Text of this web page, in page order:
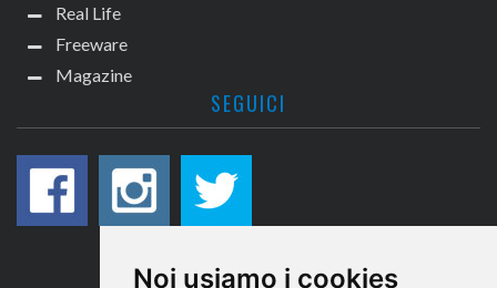
Noi usiamo i cookies
Real Life
Freeware
Magazine
SEGUICI
CONTATTACI